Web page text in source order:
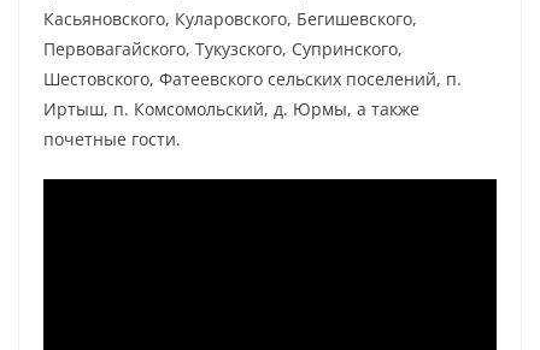
Касьяновского, Куларовского, Бегишевского,
Первовагайского, Тукузского, Супринского,
Шестовского, Фатеевского сельских поселений, п.
Иртыш, п. Комсомольский, д. Юрмы, а также
почетные гости.